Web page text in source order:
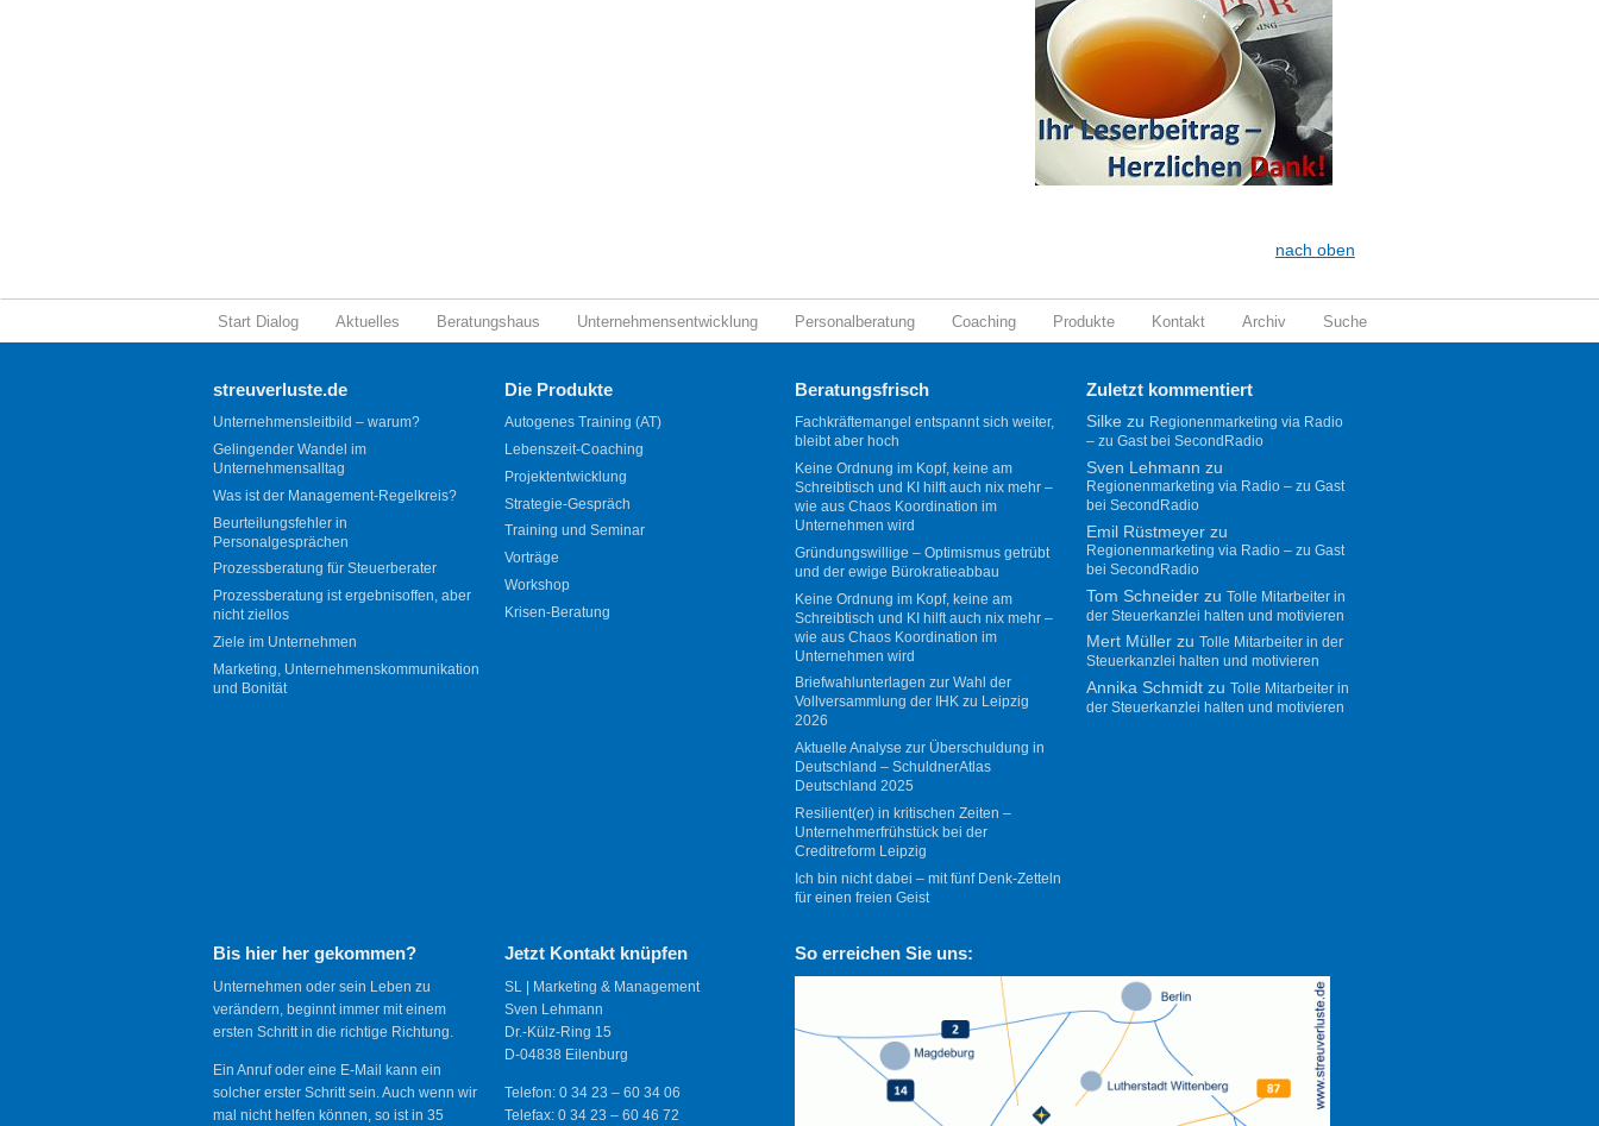
nach oben
Start Dialog Aktuelles Beratungshaus Unternehmensentwicklung Personalberatung Coaching Produkte Kontakt Archiv Suche
streuverluste.de
Unternehmensleitbild – warum?
Gelingender Wandel im
Unternehmensalltag
Was ist der Management-Regelkreis?
Beurteilungsfehler in
Personalgesprächen
Prozessberatung für Steuerberater
Prozessberatung ist ergebnisoffen, aber
nicht ziellos
Ziele im Unternehmen
Marketing, Unternehmenskommunikation
und Bonität
Die Produkte
Autogenes Training (AT)
Lebenszeit-Coaching
Projektentwicklung
Strategie-Gespräch
Training und Seminar
Vorträge
Workshop
Krisen-Beratung
Beratungsfrisch
Fachkräftemangel entspannt sich weiter,
bleibt aber hoch
Keine Ordnung im Kopf, keine am
Schreibtisch und KI hilft auch nix mehr –
wie aus Chaos Koordination im
Unternehmen wird
Gründungswillige – Optimismus getrübt
und der ewige Bürokratieabbau
Keine Ordnung im Kopf, keine am
Schreibtisch und KI hilft auch nix mehr –
wie aus Chaos Koordination im
Unternehmen wird
Briefwahlunterlagen zur Wahl der
Vollversammlung der IHK zu Leipzig
2026
Aktuelle Analyse zur Überschuldung in
Deutschland – SchuldnerAtlas
Deutschland 2025
Resilient(er) in kritischen Zeiten –
Unternehmerfrühstück bei der
Creditreform Leipzig
Ich bin nicht dabei – mit fünf Denk-Zetteln
für einen freien Geist
Zuletzt kommentiert
Silkezu Regionenmarketing via Radio
– zu Gast bei SecondRadio
Sven Lehmann zu
Regionenmarketing via Radio – zu Gast
bei SecondRadio
Emil Rüstmeyerzu
Regionenmarketing via Radio – zu Gast
bei SecondRadio
Tom Schneiderzu Tolle Mitarbeiter in
der Steuerkanzlei halten und motivieren
Mert Müllerzu Tolle Mitarbeiter in der
Steuerkanzlei halten und motivieren
Annika Schmidtzu Tolle Mitarbeiter in
der Steuerkanzlei halten und motivieren
Bis hier her gekommen?
Unternehmen oder sein Leben zu
verändern, beginnt immer mit einem
ersten Schritt in die richtige Richtung.
Ein Anruf oder eine E-Mail kann ein
solcher erster Schritt sein. Auch wenn wir
mal nicht helfen können, so ist in 35
Jetzt Kontakt knüpfen
SL | Marketing & Management
Sven Lehmann
Dr.-Külz-Ring 15
D-04838 Eilenburg
Telefon: 0 34 23 – 60 34 06
Telefax: 0 34 23 – 60 46 72
So erreichen Sie uns: